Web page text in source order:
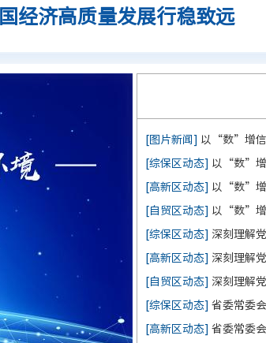
经济高质量发展行稳致远
[图片新闻] 以“数”增信 为企赋能 辽
[综保区动态] 以“数”增信 为企赋能
[高新区动态] 以“数”增信 为企赋能
[自贸区动态] 以“数”增信 为企赋能
[综保区动态] 深刻理解党的
[高新区动态] 深刻理解党的
[自贸区动态] 深刻理解党的
[综保区动态] 省委常委会召开扩大会议 分
[高新区动态] 省委常委会召开扩大会议 分